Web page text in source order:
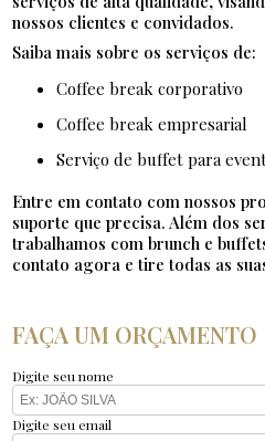
nossos clientes e convidados.
Saiba mais sobre os serviços de:
coffee break corporativo
coffee break empresarial
serviço de buffet para
Entre em contato com nossos
suporte que precisa. Além dos
trabalhamos com brunch e
contato agora e tire todas as
FAÇA UM ORÇAMENTO
Digite seu nome
Digite seu email